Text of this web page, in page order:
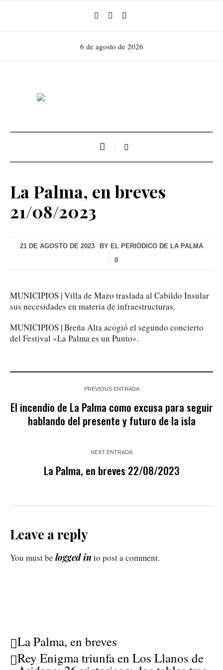
6 de agosto de 2026
La Palma, en breves
21/08/2023
21 DE AGOSTO DE 2023 BY EL PERIÓDICO DE LA PALMA
0
MUNICIPIOS | Villa de Mazo traslada al Cabildo Insular
sus necesidades en materia de infraestructuras.
MUNICIPIOS | Breña Alta acogió el segundo concierto
del Festival «La Palma es un Punto».
PREVIOUS ENTRADA
El incendio de La Palma como excusa para seguir
hablando del presente y futuro de la isla
NEXT ENTRADA
La Palma, en breves 22/08/2023
Leave a reply
You must be logged in to post a comment.
La Palma, en breves
Rey Enigma triunfa en Los Llanos de